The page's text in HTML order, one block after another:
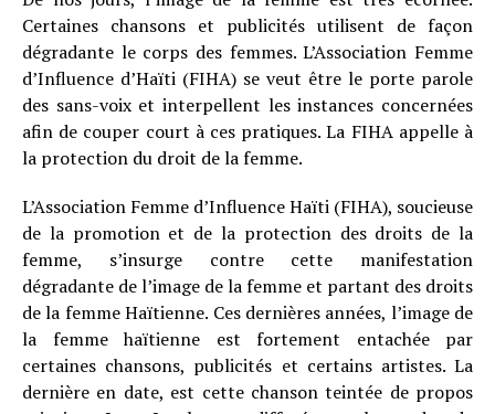
Certaines chansons et publicités utilisent de façon
dégradante le corps des femmes. L’Association Femme
d’Influence d’Haïti (FIHA) se veut être le porte parole
des sans-voix et interpellent les instances concernées
afin de couper court à ces pratiques. La FIHA appelle à
la protection du droit de la femme.
L’Association Femme d’Influence Haïti (FIHA), soucieuse
de la promotion et de la protection des droits de la
femme, s’insurge contre cette manifestation
dégradante de l’image de la femme et partant des droits
de la femme Haïtienne. Ces dernières années, l’image de
la femme haïtienne est fortement entachée par
certaines chansons, publicités et certains artistes. La
dernière en date, est cette chanson teintée de propos